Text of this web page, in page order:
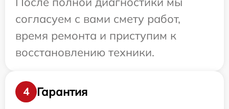
согласуем с вами смету работ,
время ремонта и приступим к
восстановлению техники.
4
Гарантия